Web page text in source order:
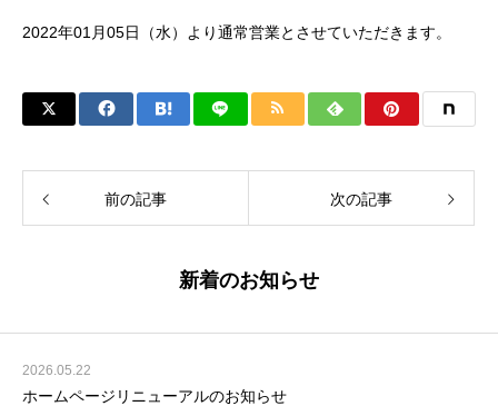
2022年01月05日（水）より通常営業とさせていただきます。
前の記事 次の記事
新着のお知らせ
2026.05.22
ホームページリニューアルのお知らせ